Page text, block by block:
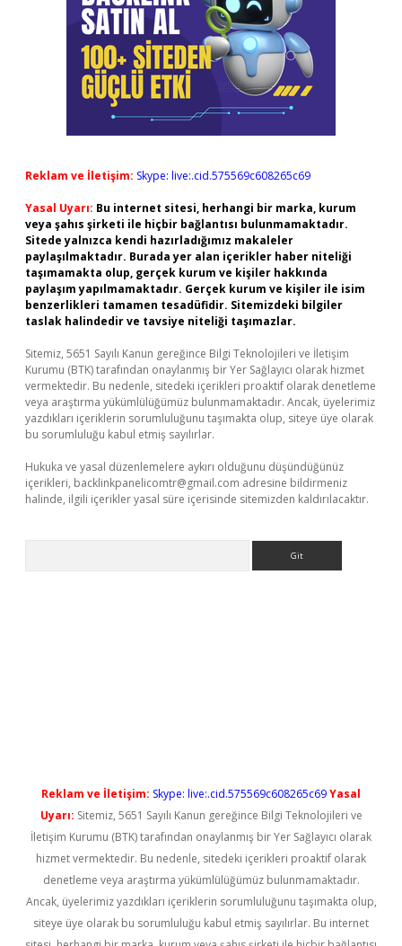
Reklam ve İletişim: Skype: live:.cid.575569c608265c69
Yasal Uyarı: Bu internet sitesi, herhangi bir marka, kurum
veya şahıs şirketi ile hiçbir bağlantısı bulunmamaktadır.
Sitede yalnızca kendi hazırladığımız makaleler
paylaşılmaktadır. Burada yer alan içerikler haber niteliği
taşımamakta olup, gerçek kurum ve kişiler hakkında
paylaşım yapılmamaktadır. Gerçek kurum ve kişiler ile isim
benzerlikleri tamamen tesadüfidir. Sitemizdeki bilgiler
taslak halindedir ve tavsiye niteliği taşımazlar.
Sitemiz, 5651 Sayılı Kanun gereğince Bilgi Teknolojileri ve İletişim
Kurumu (BTK) tarafından onaylanmış bir Yer Sağlayıcı olarak hizmet
vermektedir. Bu nedenle, sitedeki içerikleri proaktif olarak denetleme
veya araştırma yükümlülüğümüz bulunmamaktadır. Ancak, üyelerimiz
yazdıkları içeriklerin sorumluluğunu taşımakta olup, siteye üye olarak
bu sorumluluğu kabul etmiş sayılırlar.
Hukuka ve yasal düzenlemelere aykırı olduğunu düşündüğünüz
içerikleri, backlinkpanelicomtr@gmail.com adresine bildirmeniz
halinde, ilgili içerikler yasal süre içerisinde sitemizden kaldırılacaktır.
Reklam ve İletişim: Skype: live:.cid.575569c608265c69Yasal
Uyarı: Sitemiz, 5651 Sayılı Kanun gereğince Bilgi Teknolojileri ve
İletişim Kurumu (BTK) tarafından onaylanmış bir Yer Sağlayıcı olarak
hizmet vermektedir. Bu nedenle, sitedeki içerikleri proaktif olarak
denetleme veya araştırma yükümlülüğümüz bulunmamaktadır.
Ancak, üyelerimiz yazdıkları içeriklerin sorumluluğunu taşımakta olup,
siteye üye olarak bu sorumluluğu kabul etmiş sayılırlar. Bu internet